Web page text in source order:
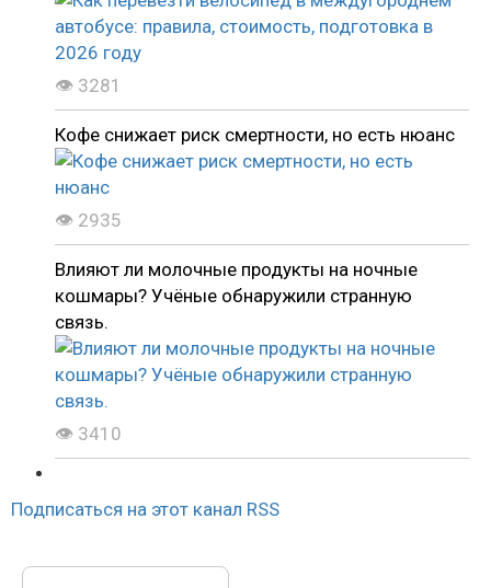
👁 3281
Кофе снижает риск смертности, но есть нюанс
👁 2935
Влияют ли молочные продукты на ночные
кошмары? Учёные обнаружили странную
связь.
👁 3410
Подписаться на этот канал RSS